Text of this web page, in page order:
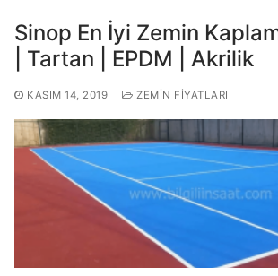
Sinop En İyi Zemin
| Tartan | EPDM | Akrilik
KASIM 14, 2019 ZEMIN FIYATLARI